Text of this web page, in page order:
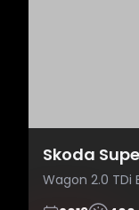
Skoda
Wagon 2.0 TDi